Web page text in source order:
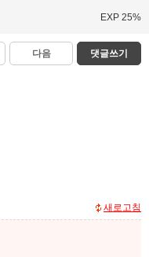
EXP 25%
다음 댓글쓰기
새로고침